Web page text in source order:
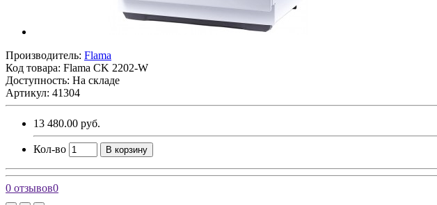
Производитель: Flama
Код товара: Flama CK 2202-W
Доступность: На складе
Артикул: 41304
13 480.00 руб.
Кол-во В корзину
0 отзывов0